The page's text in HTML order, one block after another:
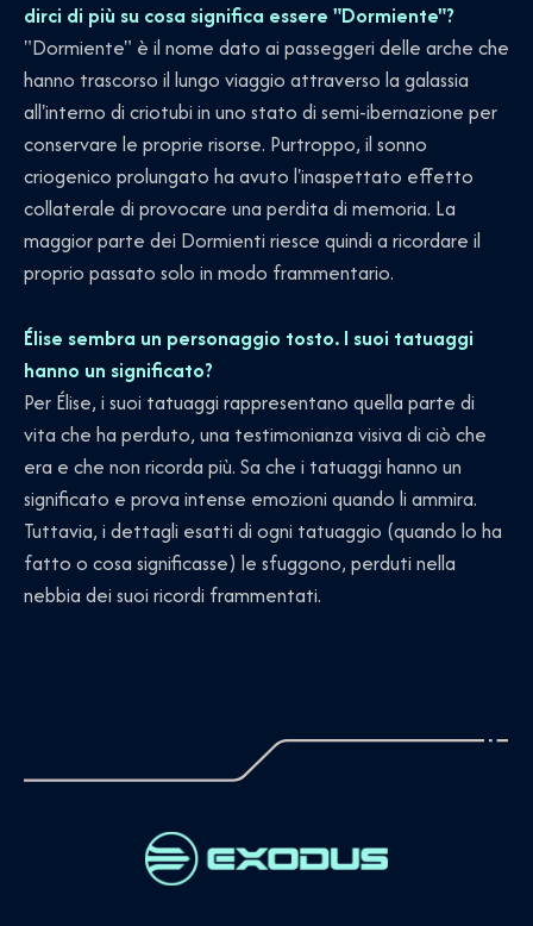
dirci di più su cosa significa essere "Dormiente"?
"Dormiente" è il nome dato ai passeggeri delle arche che
hanno trascorso il lungo viaggio attraverso la galassia
all'interno di criotubi in uno stato di semi-ibernazione per
conservare le proprie risorse. Purtroppo, il sonno
criogenico prolungato ha avuto l'inaspettato effetto
collaterale di provocare una perdita di memoria. La
maggior parte dei Dormienti riesce quindi a ricordare il
proprio passato solo in modo frammentario.
Élise sembra un personaggio tosto. I suoi tatuaggi
hanno un significato?
Per Élise, i suoi tatuaggi rappresentano quella parte di
vita che ha perduto, una testimonianza visiva di ciò che
era e che non ricorda più. Sa che i tatuaggi hanno un
significato e prova intense emozioni quando li ammira.
Tuttavia, i dettagli esatti di ogni tatuaggio (quando lo ha
fatto o cosa significasse) le sfuggono, perduti nella
nebbia dei suoi ricordi frammentati.